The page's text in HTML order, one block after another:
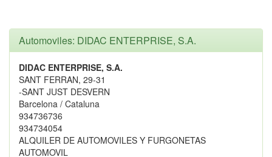
Automoviles: DIDAC ENTERPRISE, S.A.
DIDAC ENTERPRISE, S.A.
SANT FERRAN, 29-31
-SANT JUST DESVERN
Barcelona / Cataluna
934736736
934734054
ALQUILER DE AUTOMOVILES Y FURGONETAS
AUTOMOVIL